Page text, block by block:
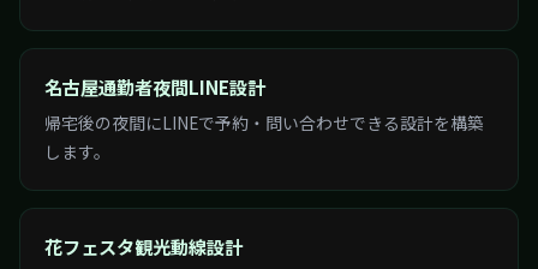
名古屋通勤者夜間LINE設計
帰宅後の夜間にLINEで予約・問い合わせできる設計を構築
します。
花フェスタ観光動線設計